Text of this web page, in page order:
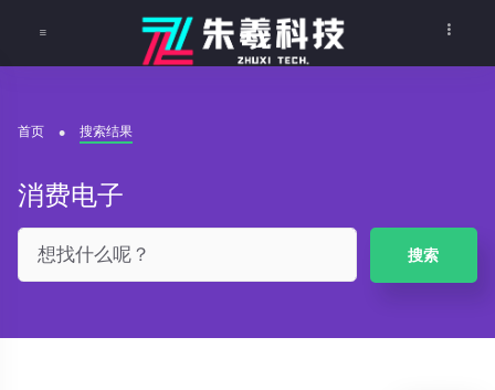
首页 搜索结果
消费电子
搜索